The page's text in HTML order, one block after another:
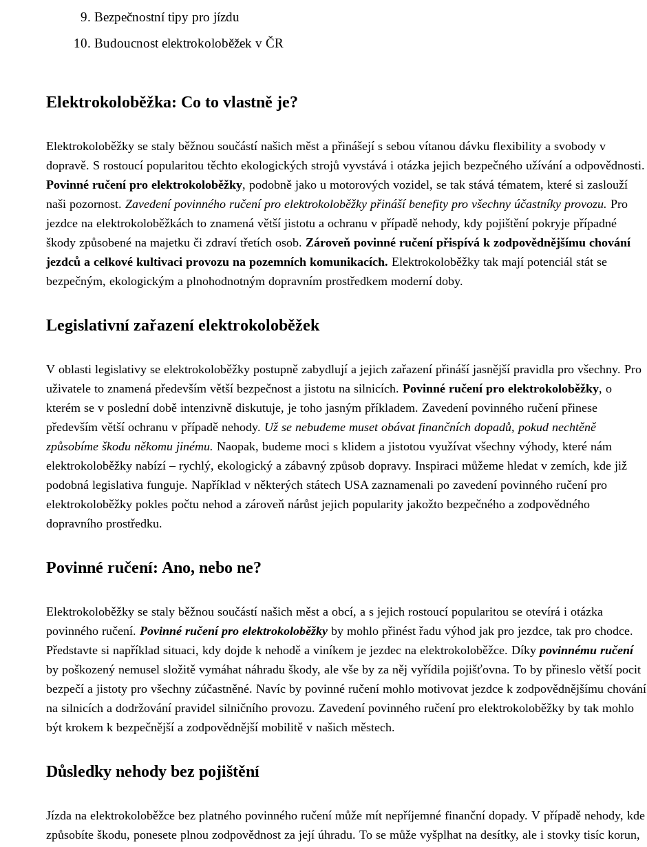
Bezpečnostní tipy pro jízdu
Budoucnost elektrokoloběžek v ČR
Elektrokoloběžka: Co to vlastně je?
Elektrokoloběžky se staly běžnou součástí našich měst a přinášejí s sebou vítanou dávku flexibility a svobody v
dopravě. S rostoucí popularitou těchto ekologických strojů vyvstává i otázka jejich bezpečného užívání a odpovědnosti.
Povinné ručení pro elektrokoloběžky, podobně jako u motorových vozidel, se tak stává tématem, které si zaslouží
naši pozornost. Zavedení povinného ručení pro elektrokoloběžky přináší benefity pro všechny účastníky provozu. Pro
jezdce na elektrokoloběžkách to znamená větší jistotu a ochranu v případě nehody, kdy pojištění pokryje případné
škody způsobené na majetku či zdraví třetích osob. Zároveň povinné ručení přispívá k zodpovědnějšímu chování
jezdců a celkové kultivaci provozu na pozemních komunikacích. Elektrokoloběžky tak mají potenciál stát se
bezpečným, ekologickým a plnohodnotným dopravním prostředkem moderní doby.
Legislativní zařazení elektrokoloběžek
V oblasti legislativy se elektrokoloběžky postupně zabydlují a jejich zařazení přináší jasnější pravidla pro všechny. Pro
uživatele to znamená především větší bezpečnost a jistotu na silnicích. Povinné ručení pro elektrokoloběžky, o
kterém se v poslední době intenzivně diskutuje, je toho jasným příkladem. Zavedení povinného ručení přinese
především větší ochranu v případě nehody. Už se nebudeme muset obávat finančních dopadů, pokud nechtěně
způsobíme škodu někomu jinému. Naopak, budeme moci s klidem a jistotou využívat všechny výhody, které nám
elektrokoloběžky nabízí – rychlý, ekologický a zábavný způsob dopravy. Inspiraci můžeme hledat v zemích, kde již
podobná legislativa funguje. Například v některých státech USA zaznamenali po zavedení povinného ručení pro
elektrokoloběžky pokles počtu nehod a zároveň nárůst jejich popularity jakožto bezpečného a zodpovědného
dopravního prostředku.
Povinné ručení: Ano, nebo ne?
Elektrokoloběžky se staly běžnou součástí našich měst a obcí, a s jejich rostoucí popularitou se otevírá i otázka
povinného ručení. Povinné ručení pro elektrokoloběžky by mohlo přinést řadu výhod jak pro jezdce, tak pro chodce.
Představte si například situaci, kdy dojde k nehodě a viníkem je jezdec na elektrokoloběžce. Díky povinnému ručení
by poškozený nemusel složitě vymáhat náhradu škody, ale vše by za něj vyřídila pojišťovna. To by přineslo větší pocit
bezpečí a jistoty pro všechny zúčastněné. Navíc by povinné ručení mohlo motivovat jezdce k zodpovědnějšímu chování
na silnicích a dodržování pravidel silničního provozu. Zavedení povinného ručení pro elektrokoloběžky by tak mohlo
být krokem k bezpečnější a zodpovědnější mobilitě v našich městech.
Důsledky nehody bez pojištění
Jízda na elektrokoloběžce bez platného povinného ručení může mít nepříjemné finanční dopady. V případě nehody, kde
způsobíte škodu, ponesete plnou zodpovědnost za její úhradu. To se může vyšplhat na desítky, ale i stovky tisíc korun,